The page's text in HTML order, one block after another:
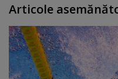
Articole